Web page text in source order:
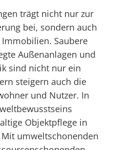
trägt nicht nur zur
bei, sondern auch
Saubere
Außenanlagen und
sind nicht nur ein
steigern auch die
und Nutzer. In
Objektpflege in
umweltschonenden